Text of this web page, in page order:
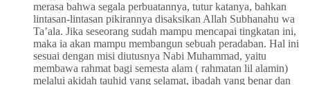
merasa bahwa segala perbuatannya, tutur katanya, bahkan
lintasan-lintasan pikirannya disaksikan Allah Subhanahu wa
Ta’ala. Jika seseorang sudah mampu mencapai tingkatan ini,
maka ia akan mampu membangun sebuah peradaban. Hal ini
sesuai dengan misi diutusnya Nabi Muhammad, yaitu
membawa rahmat bagi semesta alam ( rahmatan lil alamin)
melalui akidah tauhid yang selamat, ibadah yang benar dan